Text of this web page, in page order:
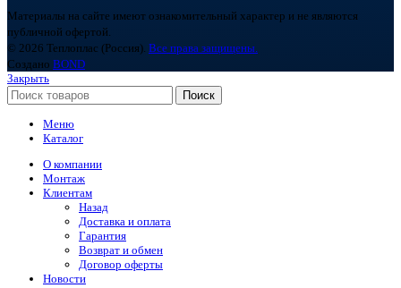
Материалы на сайте имеют ознакомительный характер и не являются
публичной офертой.
© 2026 Теплоплас (Россия). Все права защищены.
Создано BOND
Закрыть
Поиск
Меню
Каталог
О компании
Монтаж
Клиентам
Назад
Доставка и оплата
Гарантия
Возврат и обмен
Договор оферты
Новости